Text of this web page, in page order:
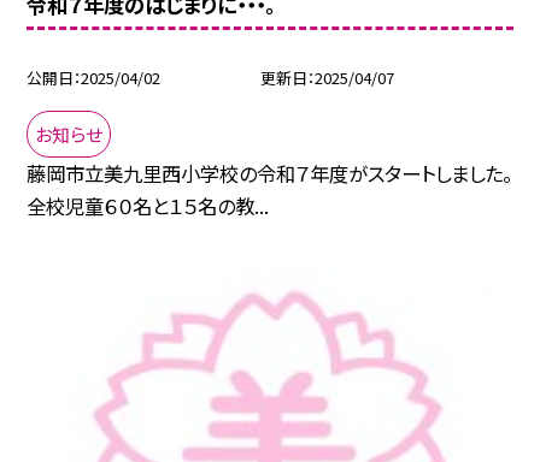
公開日 2025/04/02 更新日 2025/04/07
お知らせ
藤岡市立美九里西小学校の令和７年度がスタートしました。
全校児童６０名と１５名の教...